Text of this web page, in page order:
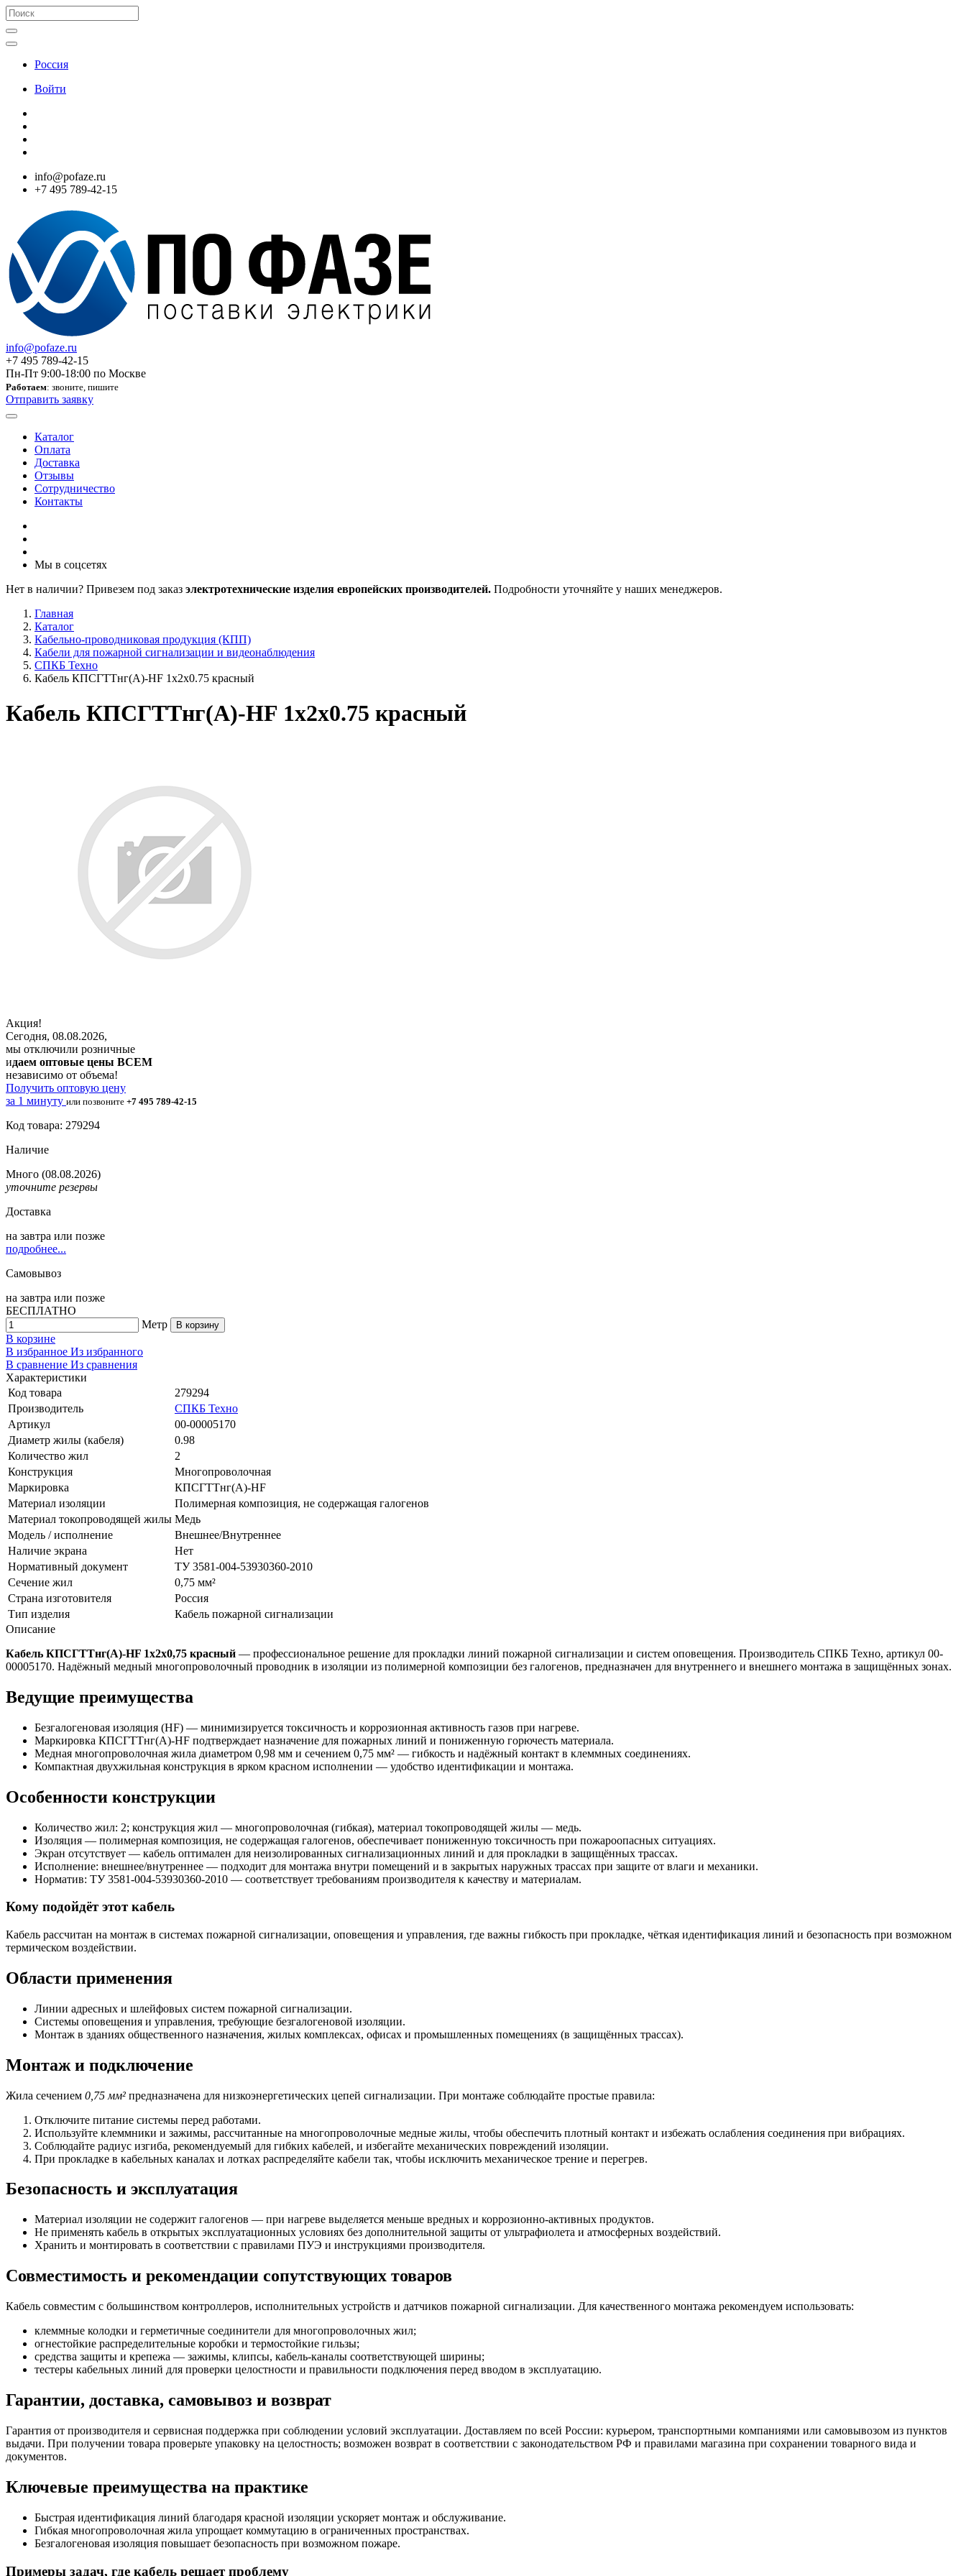
Россия
Войти
info@pofaze.ru
+7 495 789-42-15
info@pofaze.ru
+7 495 789-42-15
Пн-Пт 9:00-18:00 по Москве
Работаем: звоните, пишите
Отправить заявку
Каталог
Оплата
Доставка
Отзывы
Сотрудничество
Контакты
Мы в соцсетях
Нет в наличии? Привезем под заказ электротехнические изделия европейских производителей. Подробности уточняйте у наших менеджеров.
Главная
Каталог
Кабельно-проводниковая продукция (КПП)
Кабели для пожарной сигнализации и видеонаблюдения
СПКБ Техно
Кабель КПСГТТнг(A)-HF 1x2x0.75 красный
Кабель КПСГТТнг(A)-HF 1x2x0.75 красный
Акция!
Сегодня, 08.08.2026,
мы отключили розничные
идаем оптовые цены ВСЕМ
независимо от объема!
Получить оптовую цену
за 1 минуту или позвоните +7 495 789-42-15
Код товара: 279294
Наличие
Много (08.08.2026)
уточните резервы
Доставка
на завтра или позже
подробнее...
Самовывоз
на завтра или позже
БЕСПЛАТНО
Метр
В корзину
В корзине
В избранное Из избранного
В сравнение Из сравнения
Характеристики
Код товара
279294
Производитель
СПКБ Техно
Артикул
00-00005170
Диаметр жилы (кабеля)
0.98
Количество жил
2
Конструкция
Многопроволочная
Маркировка
КПСГТТнг(A)-HF
Материал изоляции
Полимерная композиция, не содержащая галогенов
Материал токопроводящей жилы Медь
Модель / исполнение
Внешнее/Внутреннее
Наличие экрана
Нет
Нормативный документ
ТУ 3581-004-53930360-2010
Сечение жил
0,75 мм²
Страна изготовителя
Россия
Тип изделия
Кабель пожарной сигнализации
Описание
Кабель КПСГТТнг(A)-HF 1x2x0,75 красный — профессиональное решение для прокладки линий пожарной сигнализации и систем оповещения. Производитель СПКБ Техно, артикул 00-
00005170. Надёжный медный многопроволочный проводник в изоляции из полимерной композиции без галогенов, предназначен для внутреннего и внешнего монтажа в защищённых зонах.
Ведущие преимущества
Безгалогеновая изоляция (HF) — минимизируется токсичность и коррозионная активность газов при нагреве.
Маркировка КПСГТТнг(A)-HF подтверждает назначение для пожарных линий и пониженную горючесть материала.
Медная многопроволочная жила диаметром 0,98 мм и сечением 0,75 мм² — гибкость и надёжный контакт в клеммных соединениях.
Компактная двухжильная конструкция в ярком красном исполнении — удобство идентификации и монтажа.
Особенности конструкции
Количество жил: 2; конструкция жил — многопроволочная (гибкая), материал токопроводящей жилы — медь.
Изоляция — полимерная композиция, не содержащая галогенов, обеспечивает пониженную токсичность при пожароопасных ситуациях.
Экран отсутствует — кабель оптимален для неизолированных сигнализационных линий и для прокладки в защищённых трассах.
Исполнение: внешнее/внутреннее — подходит для монтажа внутри помещений и в закрытых наружных трассах при защите от влаги и механики.
Норматив: ТУ 3581-004-53930360-2010 — соответствует требованиям производителя к качеству и материалам.
Кому подойдёт этот кабель
Кабель рассчитан на монтаж в системах пожарной сигнализации, оповещения и управления, где важны гибкость при прокладке, чёткая идентификация линий и безопасность при возможном
термическом воздействии.
Области применения
Линии адресных и шлейфовых систем пожарной сигнализации.
Системы оповещения и управления, требующие безгалогеновой изоляции.
Монтаж в зданиях общественного назначения, жилых комплексах, офисах и промышленных помещениях (в защищённых трассах).
Монтаж и подключение
Жила сечением 0,75 мм² предназначена для низкоэнергетических цепей сигнализации. При монтаже соблюдайте простые правила:
Отключите питание системы перед работами.
Используйте клеммники и зажимы, рассчитанные на многопроволочные медные жилы, чтобы обеспечить плотный контакт и избежать ослабления соединения при вибрациях.
Соблюдайте радиус изгиба, рекомендуемый для гибких кабелей, и избегайте механических повреждений изоляции.
При прокладке в кабельных каналах и лотках распределяйте кабели так, чтобы исключить механическое трение и перегрев.
Безопасность и эксплуатация
Материал изоляции не содержит галогенов — при нагреве выделяется меньше вредных и коррозионно-активных продуктов.
Не применять кабель в открытых эксплуатационных условиях без дополнительной защиты от ультрафиолета и атмосферных воздействий.
Хранить и монтировать в соответствии с правилами ПУЭ и инструкциями производителя.
Совместимость и рекомендации сопутствующих товаров
Кабель совместим с большинством контроллеров, исполнительных устройств и датчиков пожарной сигнализации. Для качественного монтажа рекомендуем использовать:
клеммные колодки и герметичные соединители для многопроволочных жил;
огнестойкие распределительные коробки и термостойкие гильзы;
средства защиты и крепежа — зажимы, клипсы, кабель-каналы соответствующей ширины;
тестеры кабельных линий для проверки целостности и правильности подключения перед вводом в эксплуатацию.
Гарантии, доставка, самовывоз и возврат
Гарантия от производителя и сервисная поддержка при соблюдении условий эксплуатации. Доставляем по всей России: курьером, транспортными компаниями или самовывозом из пунктов
выдачи. При получении товара проверьте упаковку на целостность; возможен возврат в соответствии с законодательством РФ и правилами магазина при сохранении товарного вида и
документов.
Ключевые преимущества на практике
Быстрая идентификация линий благодаря красной изоляции ускоряет монтаж и обслуживание.
Гибкая многопроволочная жила упрощает коммутацию в ограниченных пространствах.
Безгалогеновая изоляция повышает безопасность при возможном пожаре.
Примеры задач, где кабель решает проблему